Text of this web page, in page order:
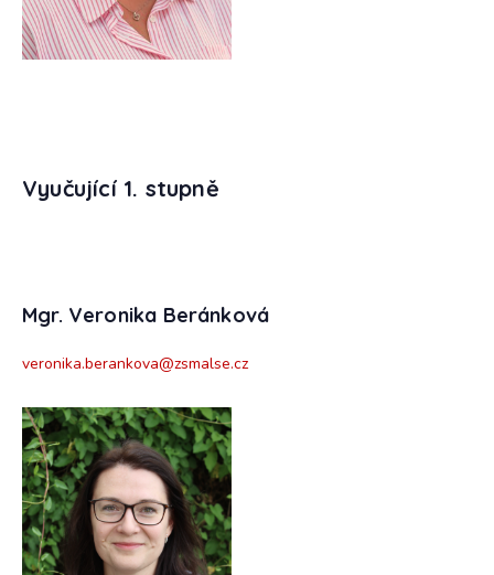
Vyučující 1. stupně
Mgr. Veronika Beránková
veronika.berankova@zsmalse.cz